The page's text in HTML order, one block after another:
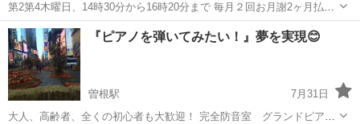
第2第4木曜日、14時30分から16時20分まで 毎月２回お月謝2ヶ月払い
6400円 入会金2000円、テキスト代実費です。
大阪 豊中市 蛍池駅 ウクレレ 一曲
『ピアノを弾いてみたい！』夢を実現😊
曽根駅
7月31日
大人、高齢者、全くの初心者も大歓迎！ 完全防音室 グランドピア